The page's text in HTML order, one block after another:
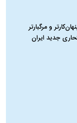
پنهان‌کارتر و مرگبارتر
جدید ایران